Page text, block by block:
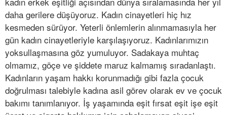
daha gerilere düşüyoruz. Kadın cinayetleri hiç hız
kesmeden sürüyor. Yeterli önlemlerin alınmamasıyla her
gün kadın cinayetleriyle karşılaşıyoruz. Kadınlarımızın
yoksullaşmasına göz yumuluyor. Sadakaya muhtaç
olmamız, göçe ve şiddete maruz kalmamış sıradanlaştı.
Kadınların yaşam hakkı korunmadığı gibi fazla çocuk
doğrulması talebiyle kadına asil görev olarak ev ve çocuk
bakımı tanımlanıyor. İş yaşamında eşit fırsat eşit işe eşit